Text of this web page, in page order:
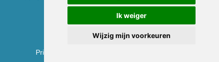
Ik weiger
Wijzig mijn voorkeuren
KVK 40531133
BTW NL0090.68.533.B01
Privacy Policy